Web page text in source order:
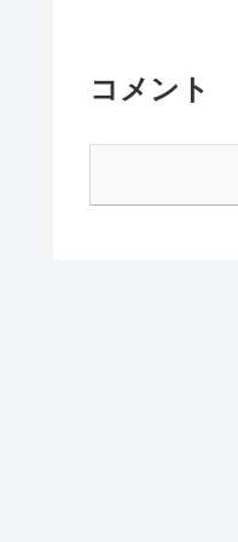
コメント